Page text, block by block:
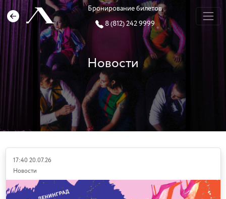
Бронирование билетов
8 (812) 242 9999
Новости
17:40 20.07.26
Новости